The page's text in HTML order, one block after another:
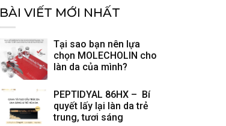
BÀI VIẾT MỚI NHẤT
Tại sao bạn nên lựa
chọn MOLECHOLIN cho
làn da của mình?
PEPTIDYAL 86HX – Bí
quyết lấy lại làn da trẻ
trung, tươi sáng